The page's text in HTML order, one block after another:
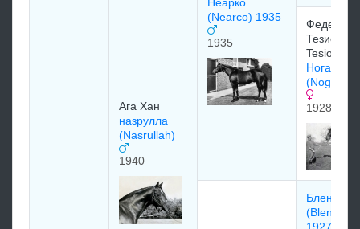
Ага Хан
назрулла
(Nasrullah)
1940
(Nearco) 1935
1935
Федерико
Тезио/
Tesio
Ногара
(Nogara)
1928
Бленхейм
(Blenheim
1927)